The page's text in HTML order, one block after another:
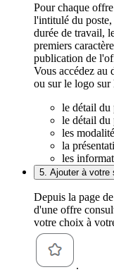
Pour chaque
l'intitulé du
durée de travail,
premiers
publication de
Vous accédez au
ou sur le logo sur
le détail du
le détail du
les
la
les
5. Ajouter à votre
Depuis la page
d'une offre
votre choix à
.